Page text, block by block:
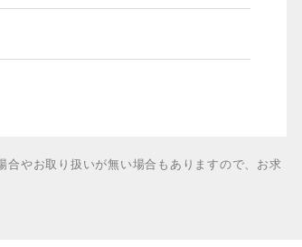
やお取り扱いが無い場合もありますので、お求